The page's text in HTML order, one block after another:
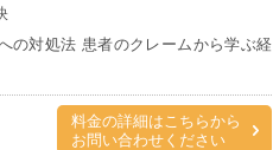
の対処法 患者のクレームから学ぶ経
料金の詳細はこちらから
お問い合わせください